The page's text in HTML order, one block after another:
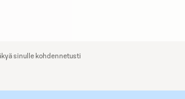
sinulle kohdennetusti